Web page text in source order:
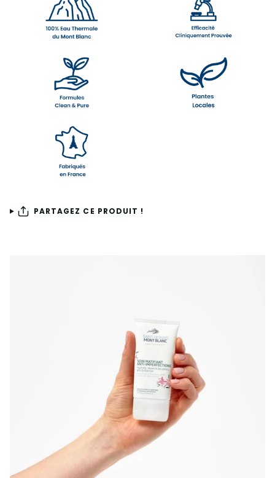
PARTAGEZ CE PRODUIT !